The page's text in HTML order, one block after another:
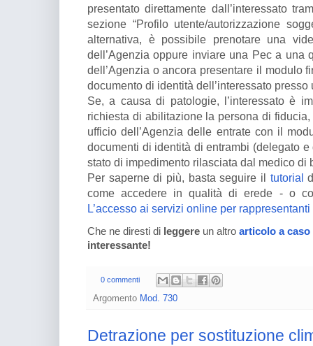
presentato direttamente dall’interessato
sezione “Profilo utente/autorizzazione
alternativa, è possibile prenotare una
dell’Agenzia oppure inviare una Pec a una
dell’Agenzia o ancora presentare il modulo
documento di identità dell’interessato
Se, a causa di patologie, l’interessato è
richiesta di abilitazione la persona di
ufficio dell’Agenzia delle entrate con il
documenti di identità di entrambi (delegato
stato di impedimento rilasciata dal medico di
Per saperne di più, basta seguire il tutorial
come accedere in qualità di erede - o
L’accesso ai servizi online per
Che ne diresti di leggere un altro articolo a caso
interessante!
0 commenti
Argomento Mod. 730
Detrazione per sostituzione